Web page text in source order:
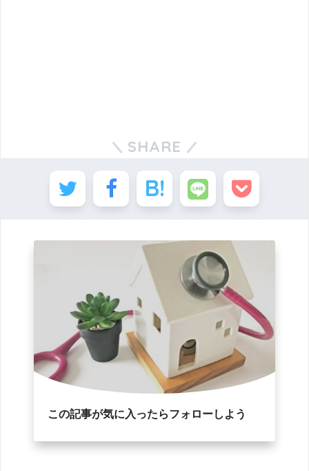
SHARE
この記事が気に入ったらフォローしよう